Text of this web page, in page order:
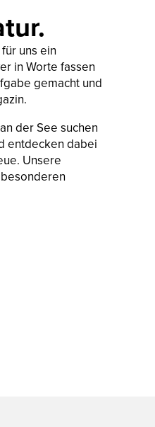
uns ein
in Worte fassen
gemacht und
der See suchen
entdecken dabei
Unsere